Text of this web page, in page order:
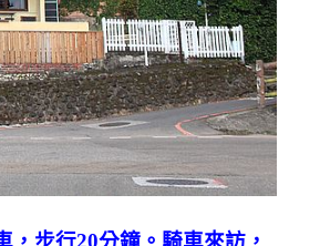
步行20分鐘。騎車來訪，